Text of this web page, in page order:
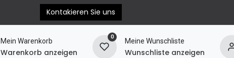
Kontakieren Sie uns
Mein Warenkorb
Warenkorb anzeigen
0
Meine Wunschliste
Wunschliste anzeigen